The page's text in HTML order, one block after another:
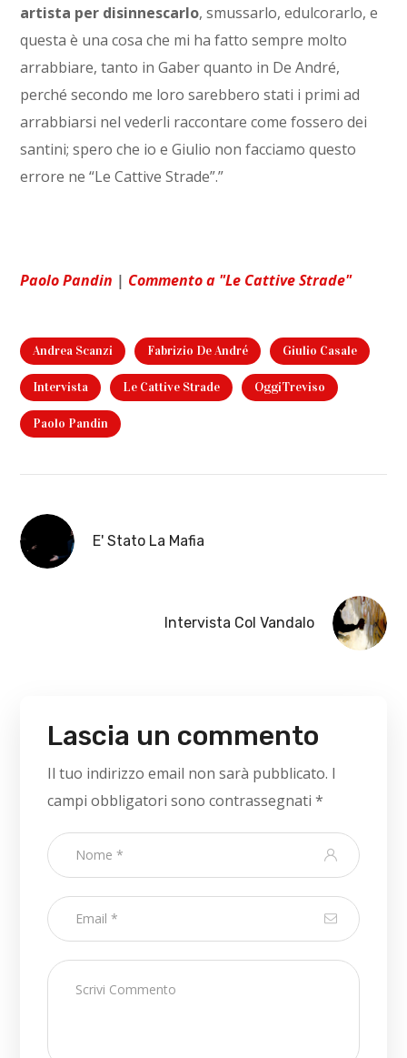
artista per disinnescarlo, smussarlo, edulcorarlo, e
questa è una cosa che mi ha fatto sempre molto
arrabbiare, tanto in Gaber quanto in De André,
perché secondo me loro sarebbero stati i primi ad
arrabbiarsi nel vederli raccontare come fossero dei
santini; spero che io e Giulio non facciamo questo
errore ne “Le Cattive Strade”.”
Paolo Pandin | Commento a "Le Cattive Strade"
Andrea Scanzi Fabrizio De André Giulio Casale
Intervista Le Cattive Strade OggiTreviso
Paolo Pandin
E' Stato La Mafia
Intervista Col Vandalo
Lascia un commento
Il tuo indirizzo email non sarà pubblicato. I
campi obbligatori sono contrassegnati*